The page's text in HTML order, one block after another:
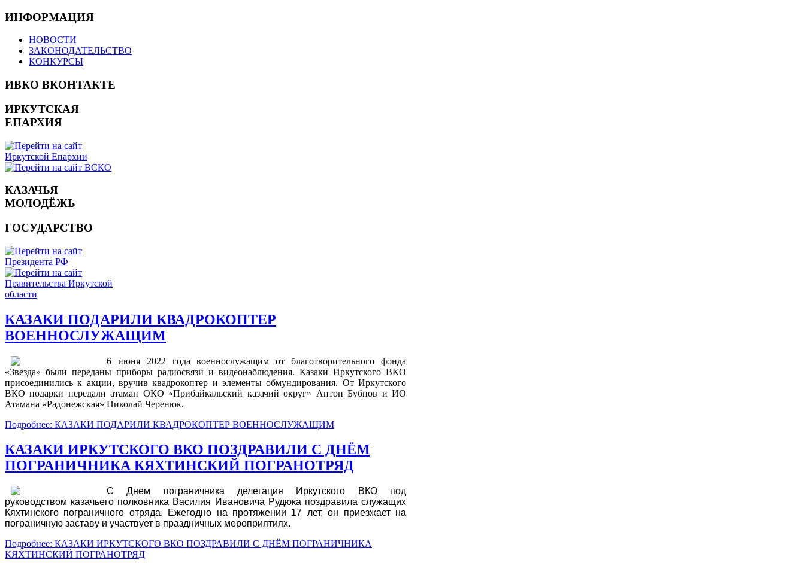
ИНФОРМАЦИЯ
НОВОСТИ
ЗАКОНОДАТЕЛЬСТВО
КОНКУРСЫ
ИВКО ВКОНТАКТЕ
ИРКУТСКАЯ
ЕПАРХИЯ
КАЗАЧЬЯ
МОЛОДЁЖЬ
ГОСУДАРСТВО
КАЗАКИ ПОДАРИЛИ КВАДРОКОПТЕР
ВОЕННОСЛУЖАЩИМ
6 июня 2022 года военнослужащим от благотворительного фонда
«Звезда» были переданы приборы радиосвязи и видеонаблюдения. Казаки Иркутского ВКО
присоединились к акции, вручив квадрокоптер и элементы обмундирования. От Иркутского
ВКО подарки передали атаман ОКО «Прибайкальский казачий округ» Антон Бубнов и ИО
Атамана «Радонежская» Николай Черенюк.
Подробнее: КАЗАКИ ПОДАРИЛИ КВАДРОКОПТЕР ВОЕННОСЛУЖАЩИМ
КАЗАКИ ИРКУТСКОГО ВКО ПОЗДРАВИЛИ С ДНЁМ
ПОГРАНИЧНИКА КЯХТИНСКИЙ ПОГРАНОТРЯД
С Днем пограничника делегация Иркутского ВКО под
руководством казачьего полковника Василия Ивановича Рудюка поздравила служащих
Кяхтинского пограничного отряда. Ежегодно на протяжении 17 лет, он приезжает на
пограничную заставу и участвует в праздничных мероприятиях.
Подробнее: КАЗАКИ ИРКУТСКОГО ВКО ПОЗДРАВИЛИ С ДНЁМ ПОГРАНИЧНИКА
КЯХТИНСКИЙ ПОГРАНОТРЯД